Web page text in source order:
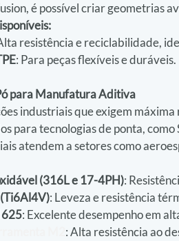
é possível criar geometrias
resistência e reciclabilidade,
: Para peças flexíveis e duráveis.
para Manufatura Aditiva
industriais que exigem
para tecnologias de ponta,
atendem a setores como
(316L e 17-4PH):
: Leveza e resistência
625: Excelente desempenho em
: Alta resistência ao